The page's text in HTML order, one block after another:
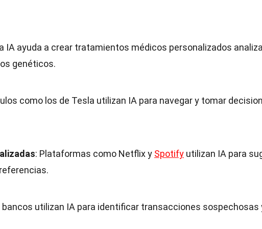
IA ayuda a crear tratamientos médicos personalizados
genéticos.
como los de Tesla utilizan IA para navegar y tomar
: Plataformas como Netflix y Spotify utilizan IA para
bancos utilizan IA para identificar transacciones sospechosas